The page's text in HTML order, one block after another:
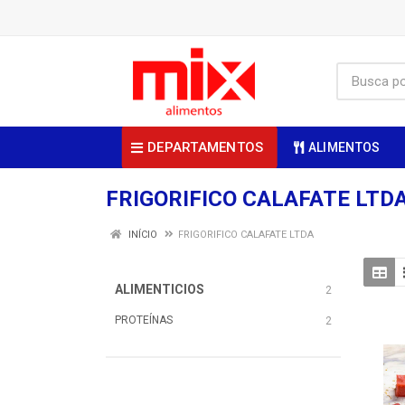
DEPARTAMENTOS ALIMENTOS
FRIGORIFICO CALAFATE
INÍCIO FRIGORIFICO CALAFATE LTDA
ALIMENTICIOS 2
PROTEÍNAS 2